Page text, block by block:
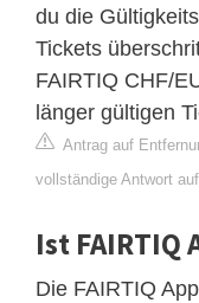
du die
Tickets
FAIRTIQ CHF/
länger gültigen
Antrag auf
vollständige Antwort
Ist FAIRTIQ
Die FAIRTIQ